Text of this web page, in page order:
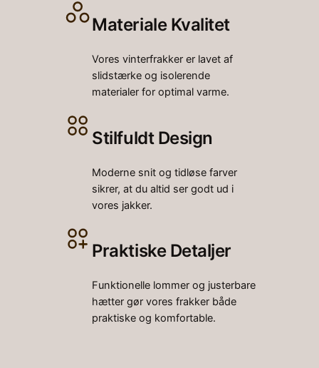
Materiale Kvalitet
Vores vinterfrakker er lavet af
slidstærke og isolerende
materialer for optimal varme.
Stilfuldt Design
Moderne snit og tidløse farver
sikrer, at du altid ser godt ud i
vores jakker.
Praktiske Detaljer
Funktionelle lommer og justerbare
hætter gør vores frakker både
praktiske og komfortable.